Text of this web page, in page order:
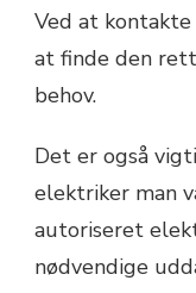
Ved at
at finde den
behov.
Det er også
elektriker man
autoriseret
nødvendige